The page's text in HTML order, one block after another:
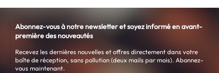
Abonnez-vous à notre newsletter et soyez informé en avant-
première des nouveautés
Recevez les dernières nouvelles et offres directement dans votre
boîte de réception, sans pollution (deux mails par mois). Abonnez-
vous maintenant.